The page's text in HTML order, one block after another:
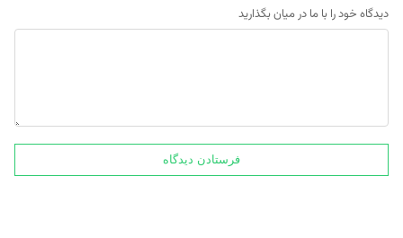
دیدگاه خود را با ما در میان بگذارید